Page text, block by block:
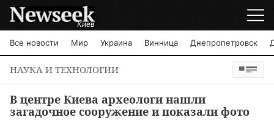
Киев
Все новости Мир Украина Винница Днепропетровск
НАУКА И ТЕХНОЛОГИИ
В центре Киева археологи нашли
загадочное сооружение и показали фото